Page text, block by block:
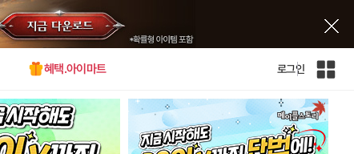
혜택.아이마트 로그인
인
전
체
사
이